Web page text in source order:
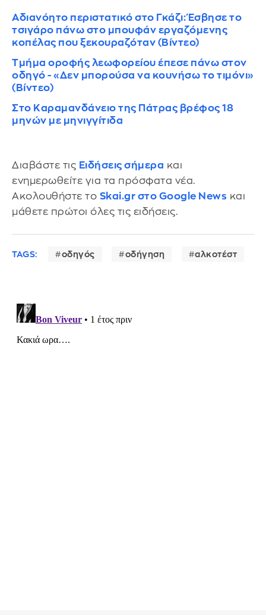
Αδιανόητο περιστατικό στο Γκάζι: Έσβησε το
τσιγάρο πάνω στο μπουφάν εργαζόμενης
κοπέλας που ξεκουραζόταν (Βίντεο)
Τμήμα οροφής λεωφορείου έπεσε πάνω στον
οδηγό - «Δεν μπορούσα να κουνήσω το τιμόνι»
(Βίντεο)
Στο Καραμανδάνειο της Πάτρας βρέφος 18
μηνών με μηνιγγίτιδα
Διαβάστε τις Ειδήσεις σήμερα και
ενημερωθείτε για τα πρόσφατα νέα.
Ακολουθήστε το Skai.gr στο Google News και
μάθετε πρώτοι όλες τις ειδήσεις.
TAGS: οδηγός οδήγηση αλκοτέστ